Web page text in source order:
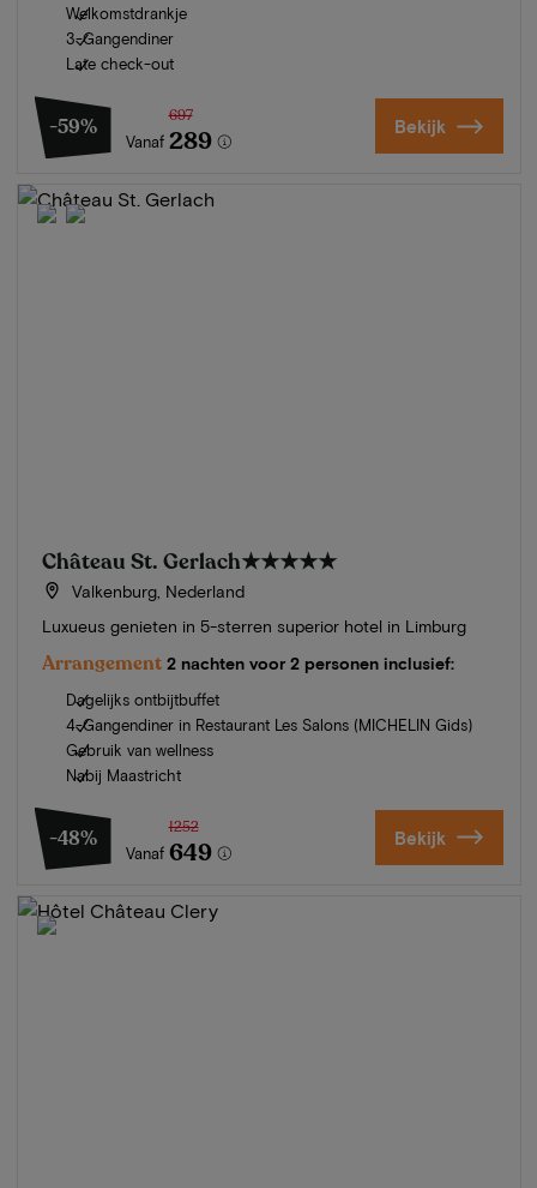
Welkomstdrankje
3-Gangendiner
Late check-out
-59%
Vanaf
697
289 Bekijk
Château St. Gerlach★★★★★
Valkenburg, Nederland
Luxueus genieten in 5-sterren superior hotel in Limburg
Arrangement 2 nachten voor 2 personen inclusief:
Dagelijks ontbijtbuffet
4-Gangendiner in Restaurant Les Salons (MICHELIN Gids)
Gebruik van wellness
Nabij Maastricht
-48%
Vanaf
1252
649 Bekijk